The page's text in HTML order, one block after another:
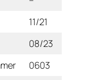
11/21
08/23
0603